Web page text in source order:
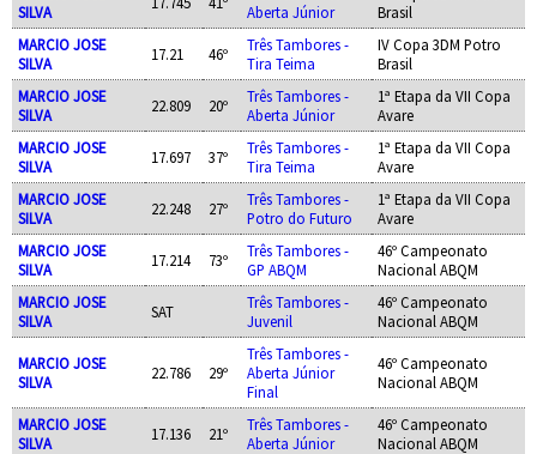
SILVA
Aberta Júnior
Brasil
MARCIO JOSE
SILVA
17.21 46º
Três Tambores -
Tira Teima
IV Copa 3DM Potro
Brasil
MARCIO JOSE
SILVA
22.809 20º
Três Tambores -
Aberta Júnior
1ª Etapa da VII Copa
Avare
MARCIO JOSE
SILVA
17.697 37º
Três Tambores -
Tira Teima
1ª Etapa da VII Copa
Avare
MARCIO JOSE
SILVA
22.248 27º
Três Tambores -
Potro do Futuro
1ª Etapa da VII Copa
Avare
MARCIO JOSE
SILVA
17.214 73º
Três Tambores -
GP ABQM
46º Campeonato
Nacional ABQM
MARCIO JOSE
SILVA
SAT
Três Tambores -
Juvenil
46º Campeonato
Nacional ABQM
MARCIO JOSE
SILVA
22.786 29º
Três Tambores -
Aberta Júnior
Final
46º Campeonato
Nacional ABQM
MARCIO JOSE
SILVA
17.136 21º
Três Tambores -
Aberta Júnior
46º Campeonato
Nacional ABQM